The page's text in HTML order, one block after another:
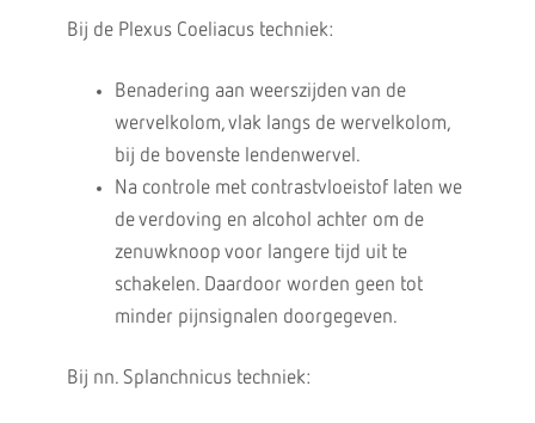
Bij de Plexus Coeliacus techniek:
Benadering aan weerszijden van de
wervelkolom, vlak langs de wervelkolom,
bij de bovenste lendenwervel.
Na controle met contrastvloeistof laten we
de verdoving en alcohol achter om de
zenuwknoop voor langere tijd uit te
schakelen. Daardoor worden geen tot
minder pijnsignalen doorgegeven.
Bij nn. Splanchnicus techniek: